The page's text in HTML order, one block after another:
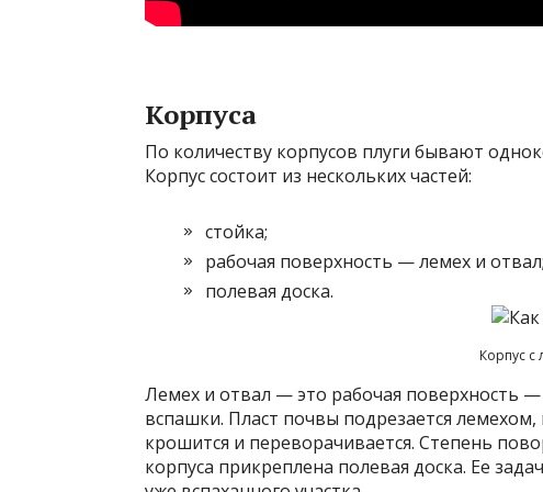
Корпуса
По количеству корпусов плуги бывают
Корпус состоит из нескольких частей:
стойка;
рабочая поверхность — лемех и отвал;
полевая доска.
Корпус с
Лемех и отвал — это рабочая поверхность —
вспашки. Пласт почвы подрезается
крошится и переворачивается. Степень
корпуса прикреплена полевая доска. Ее